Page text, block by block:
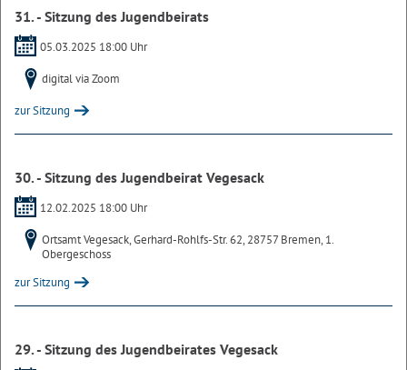
31. - Sitzung des Jugendbeirats
05.03.2025 18:00 Uhr
digital via Zoom
zur Sitzung
30. - Sitzung des Jugendbeirat Vegesack
12.02.2025 18:00 Uhr
Ortsamt Vegesack, Gerhard-Rohlfs-Str. 62, 28757 Bremen, 1.
Obergeschoss
zur Sitzung
29. - Sitzung des Jugendbeirates Vegesack